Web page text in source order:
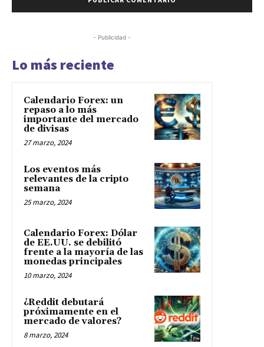
- Publicidad -
Lo más reciente
Calendario Forex: un
repaso a lo más
importante del mercado
de divisas
27 marzo, 2024
Los eventos más
relevantes de la cripto
semana
25 marzo, 2024
Calendario Forex: Dólar
de EE.UU. se debilitó
frente a la mayoría de las
monedas principales
10 marzo, 2024
¿Reddit debutará
próximamente en el
mercado de valores?
8 marzo, 2024